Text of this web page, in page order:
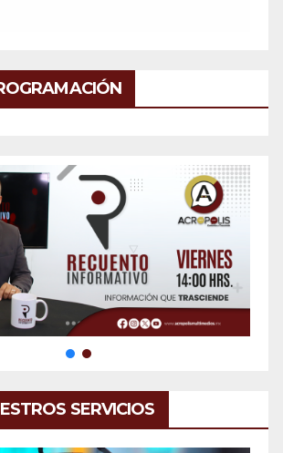
SERVICIOS